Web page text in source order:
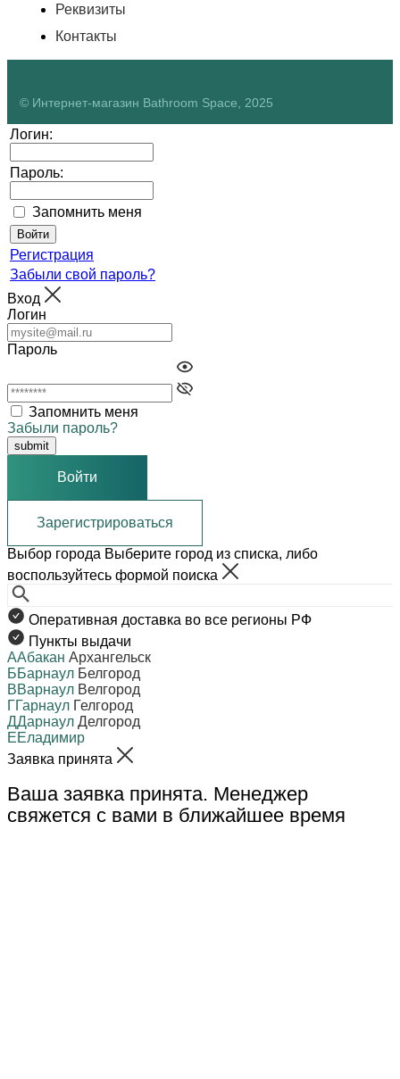
Реквизиты
Контакты
© Интернет-магазин Bathroom Space, 2025
Логин:
Пароль:
Запомнить меня
Регистрация
Забыли свой пароль?
Вход
Логин
Пароль
Запомнить меня
Забыли пароль?
Войти
Зарегистрироваться
Выбор города Выберите город из списка, либо
воспользуйтесь формой поиска
Оперативная доставка во все регионы РФ
Пункты выдачи
ААбакан Архангельск
ББарнаул Белгород
ВВарнаул Велгород
ГГарнаул Гелгород
ДДарнаул Делгород
ЕЕладимир
Заявка принята
Ваша заявка принята. Менеджер
свяжется с вами в ближайшее время